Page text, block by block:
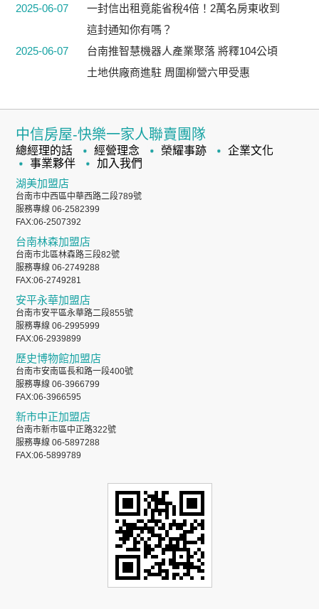
2025-06-07
一封信出租竟能省稅4倍！2萬名房東收到
這封通知你有嗎？
2025-06-07
台南推智慧機器人產業聚落 將釋104公頃
土地供廠商進駐 周圍柳營六甲受惠
中信房屋-快樂一家人聯賣團隊
總經理的話 經營理念 榮耀事跡
企業文化
事業夥伴
加入我們
湖美加盟店
台南市中西區中華西路二段789號
服務專線 06-2582399
FAX:06-2507392
台南林森加盟店
台南市北區林森路三段82號
服務專線 06-2749288
FAX:06-2749281
安平永華加盟店
台南市安平區永華路二段855號
服務專線 06-2995999
FAX:06-2939899
歷史博物館加盟店
台南市安南區長和路一段400號
服務專線 06-3966799
FAX:06-3966595
新市中正加盟店
台南市新市區中正路322號
服務專線 06-5897288
FAX:06-5899789